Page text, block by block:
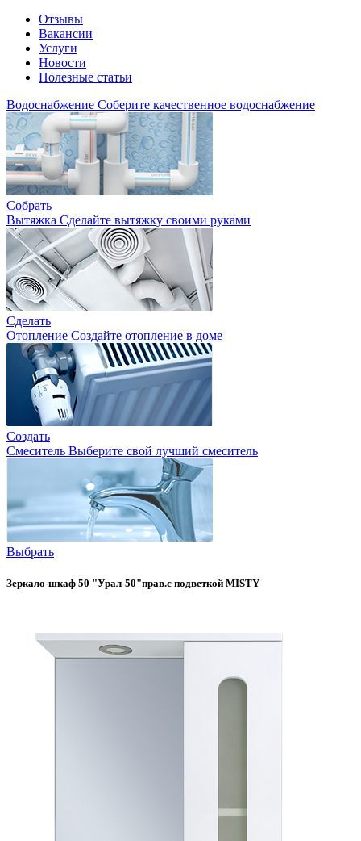
Отзывы
Вакансии
Услуги
Новости
Полезные статьи
Водоснабжение Соберите качественное водоснабжение
Собрать
Вытяжка Сделайте вытяжку своими руками
Сделать
Отопление Создайте отопление в доме
Создать
Смеситель Выберите свой лучший смеситель
Выбрать
Зеркало-шкаф 50 "Урал-50"прав.с подветкой MISTY